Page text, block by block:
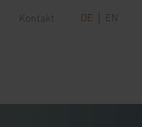
Kontakt DE EN